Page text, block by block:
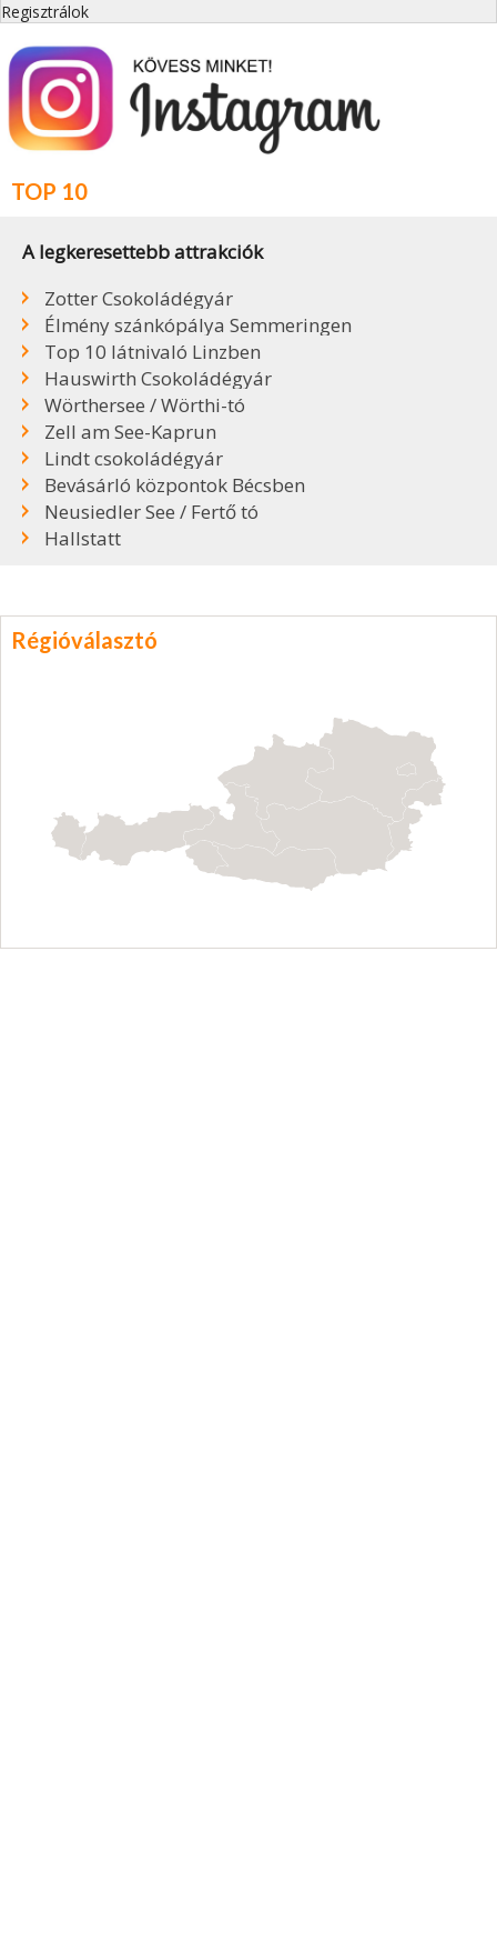
Regisztrálok
TOP 10
A legkeresettebb attrakciók
Zotter Csokoládégyár
Élmény szánkópálya Semmeringen
Top 10 látnivaló Linzben
Hauswirth Csokoládégyár
Wörthersee / Wörthi-tó
Zell am See-Kaprun
Lindt csokoládégyár
Bevásárló központok Bécsben
Neusiedler See / Fertő tó
Hallstatt
Régióválasztó